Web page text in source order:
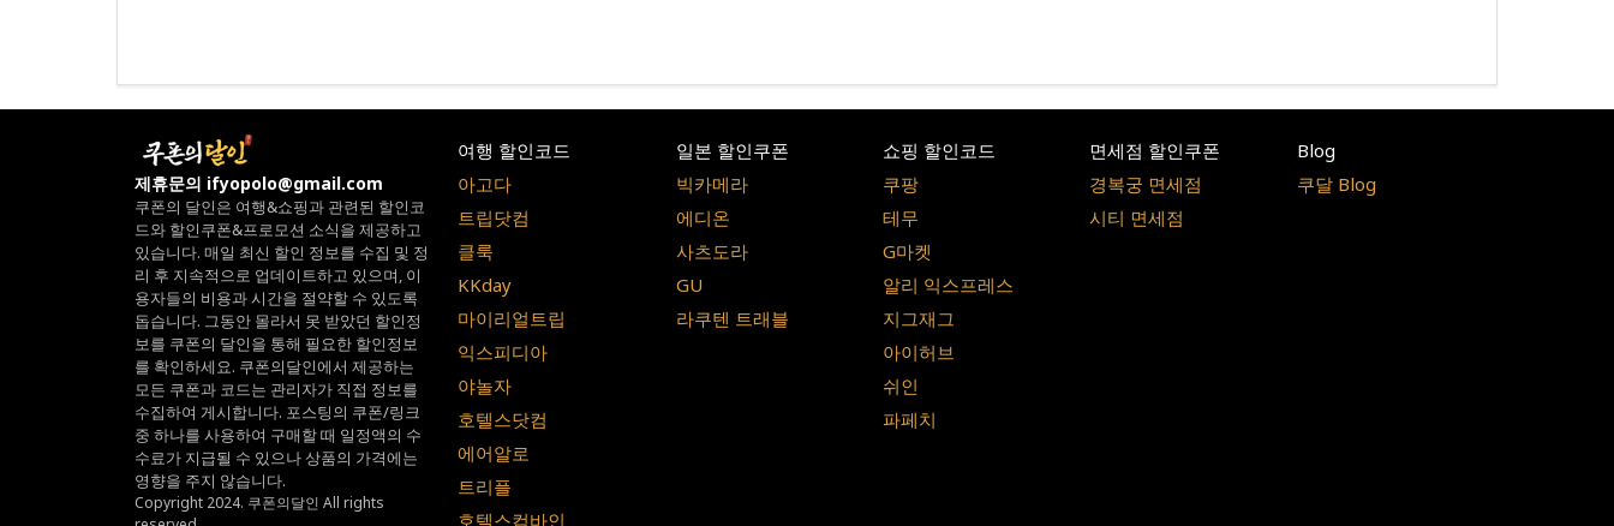
제휴문의 ifyopolo@gmail.com
쿠폰의 달인은 여행&쇼핑과 관련된 할인코
드와 할인쿠폰&프로모션 소식을 제공하고
있습니다. 매일 최신 할인 정보를 수집 및 정
리 후 지속적으로 업데이트하고 있으며, 이
용자들의 비용과 시간을 절약할 수 있도록
돕습니다. 그동안 몰라서 못 받았던 할인정
보를 쿠폰의 달인을 통해 필요한 할인정보
를 확인하세요. 쿠폰의달인에서 제공하는
모든 쿠폰과 코드는 관리자가 직접 정보를
수집하여 게시합니다. 포스팅의 쿠폰/링크
중 하나를 사용하여 구매할 때 일정액의 수
수료가 지급될 수 있으나상품의 가격에는
영향을 주지 않습니다.
Copyright 2024. 쿠폰의달인 All rights
여행 할인코드
아고다
트립닷컴
클룩
KKday
마이리얼트립
익스피디아
야놀자
호텔스닷컴
에어알로
트리플
호텔스컴바인
일본 할인쿠폰
빅카메라
에디온
사츠도라
GU
라쿠텐 트래블
쇼핑 할인코드
쿠팡
테무
G마켓
알리 익스프레스
지그재그
아이허브
쉬인
파페치
면세점 할인쿠폰
경복궁 면세점
시티 면세점
Blog
쿠달 Blog